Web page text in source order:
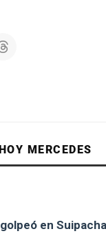
MERCEDES
en